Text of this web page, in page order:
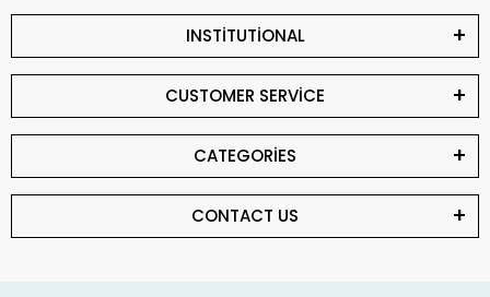
INSTİTUTİONAL
CUSTOMER SERVİCE
CATEGORİES
CONTACT US